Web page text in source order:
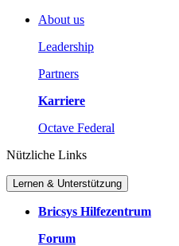
About us
Leadership
Partners
Karriere
Octave Federal
Nützliche Links
Lernen & Unterstützung
Bricsys Hilfezentrum
Forum